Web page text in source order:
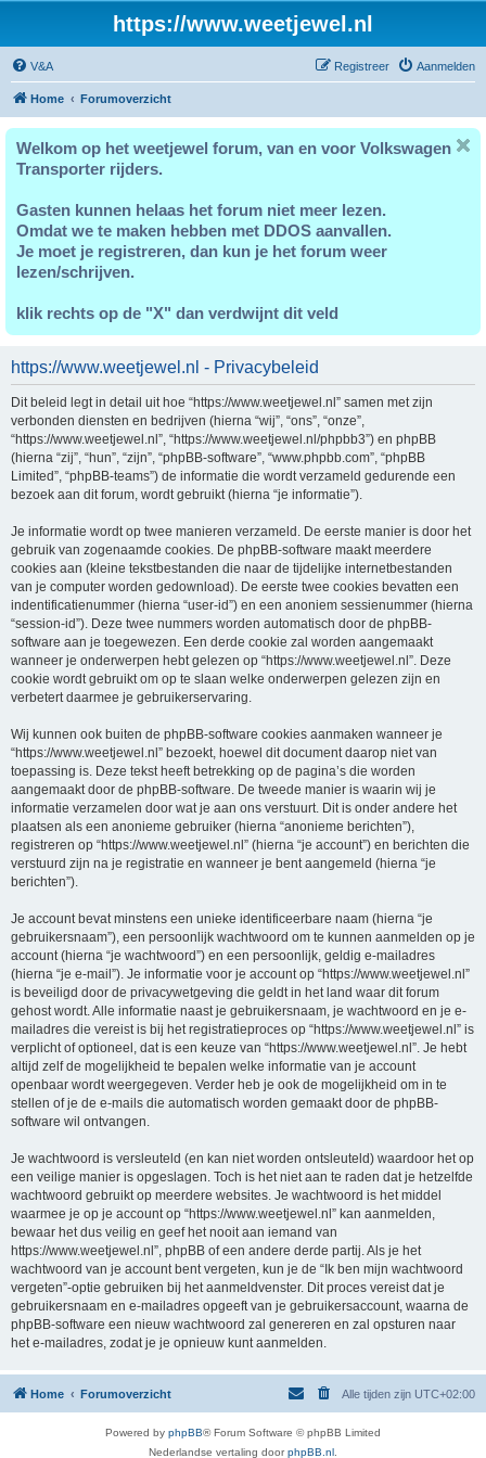
https://www.weetjewel.nl
V&A Aanmelden
Registreer
Home Forumoverzicht
Welkom op het weetjewel forum, van en voor Volkswagen
Transporter rijders.
Gasten kunnen helaas het forum niet meer lezen.
Omdat we te maken hebben met DDOS aanvallen.
Je moet je registreren, dan kun je het forum weer
lezen/schrijven.
klik rechts op de "X" dan verdwijnt dit veld
https://www.weetjewel.nl - Privacybeleid
Dit beleid legt in detail uit hoe “https://www.weetjewel.nl” samen met zijn
verbonden diensten en bedrijven (hierna “wij”, “ons”, “onze”,
“https://www.weetjewel.nl”, “https://www.weetjewel.nl/phpbb3”) en phpBB
(hierna “zij”, “hun”, “zijn”, “phpBB-software”, “www.phpbb.com”, “phpBB
Limited”, “phpBB-teams”) de informatie die wordt verzameld gedurende een
bezoek aan dit forum, wordt gebruikt (hierna “je informatie”).
Je informatie wordt op twee manieren verzameld. De eerste manier is door het
gebruik van zogenaamde cookies. De phpBB-software maakt meerdere
cookies aan (kleine tekstbestanden die naar de tijdelijke internetbestanden
van je computer worden gedownload). De eerste twee cookies bevatten een
indentificatienummer (hierna “user-id”) en een anoniem sessienummer (hierna
“session-id”). Deze twee nummers worden automatisch door de phpBB-
software aan je toegewezen. Een derde cookie zal worden aangemaakt
wanneer je onderwerpen hebt gelezen op “https://www.weetjewel.nl”. Deze
cookie wordt gebruikt om op te slaan welke onderwerpen gelezen zijn en
verbetert daarmee je gebruikerservaring.
Wij kunnen ook buiten de phpBB-software cookies aanmaken wanneer je
“https://www.weetjewel.nl” bezoekt, hoewel dit document daarop niet van
toepassing is. Deze tekst heeft betrekking op de pagina’s die worden
aangemaakt door de phpBB-software. De tweede manier is waarin wij je
informatie verzamelen door wat je aan ons verstuurt. Dit is onder andere het
plaatsen als een anonieme gebruiker (hierna “anonieme berichten”),
registreren op “https://www.weetjewel.nl” (hierna “je account”) en berichten die
verstuurd zijn na je registratie en wanneer je bent aangemeld (hierna “je
berichten”).
Je account bevat minstens een unieke identificeerbare naam (hierna “je
gebruikersnaam”), een persoonlijk wachtwoord om te kunnen aanmelden op je
account (hierna “je wachtwoord”) en een persoonlijk, geldig e-mailadres
(hierna “je e-mail”). Je informatie voor je account op “https://www.weetjewel.nl”
is beveiligd door de privacywetgeving die geldt in het land waar dit forum
gehost wordt. Alle informatie naast je gebruikersnaam, je wachtwoord en je e-
mailadres die vereist is bij het registratieproces op “https://www.weetjewel.nl” is
verplicht of optioneel, dat is een keuze van “https://www.weetjewel.nl”. Je hebt
altijd zelf de mogelijkheid te bepalen welke informatie van je account
openbaar wordt weergegeven. Verder heb je ook de mogelijkheid om in te
stellen of je de e-mails die automatisch worden gemaakt door de phpBB-
software wil ontvangen.
Je wachtwoord is versleuteld (en kan niet worden ontsleuteld) waardoor het op
een veilige manier is opgeslagen. Toch is het niet aan te raden dat je hetzelfde
wachtwoord gebruikt op meerdere websites. Je wachtwoord is het middel
waarmee je op je account op “https://www.weetjewel.nl” kan aanmelden,
bewaar het dus veilig en geef het nooit aan iemand van
https://www.weetjewel.nl”, phpBB of een andere derde partij. Als je het
wachtwoord van je account bent vergeten, kun je de “Ik ben mijn wachtwoord
vergeten”-optie gebruiken bij het aanmeldvenster. Dit proces vereist dat je
gebruikersnaam en e-mailadres opgeeft van je gebruikersaccount, waarna de
phpBB-software een nieuw wachtwoord zal genereren en zal opsturen naar
het e-mailadres, zodat je je opnieuw kunt aanmelden.
Home Forumoverzicht Alle tijden zijn UTC+02:00
Powered by phpBB® Forum Software © phpBB Limited
Nederlandse vertaling doorphpBB.nl